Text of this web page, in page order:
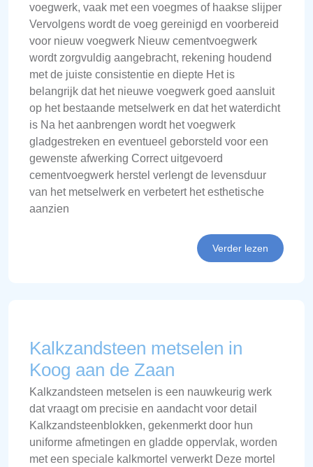
voegwerk, vaak met een voegmes of haakse slijper
Vervolgens wordt de voeg gereinigd en voorbereid
voor nieuw voegwerk Nieuw cementvoegwerk
wordt zorgvuldig aangebracht, rekening houdend
met de juiste consistentie en diepte Het is
belangrijk dat het nieuwe voegwerk goed aansluit
op het bestaande metselwerk en dat het waterdicht
is Na het aanbrengen wordt het voegwerk
gladgestreken en eventueel geborsteld voor een
gewenste afwerking Correct uitgevoerd
cementvoegwerk herstel verlengt de levensduur
van het metselwerk en verbetert het esthetische
aanzien
Verder lezen
Kalkzandsteen metselen in
Koog aan de Zaan
Kalkzandsteen metselen is een nauwkeurig werk
dat vraagt om precisie en aandacht voor detail
Kalkzandsteenblokken, gekenmerkt door hun
uniforme afmetingen en gladde oppervlak, worden
met een speciale kalkmortel verwerkt Deze mortel